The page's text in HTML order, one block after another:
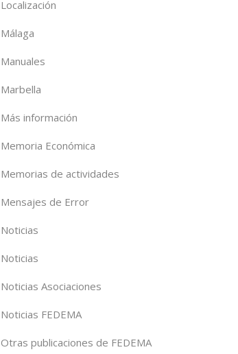
Localización
Málaga
Manuales
Marbella
Más información
Memoria Económica
Memorias de actividades
Mensajes de Error
Noticias
Noticias
Noticias Asociaciones
Noticias FEDEMA
Otras publicaciones de FEDEMA